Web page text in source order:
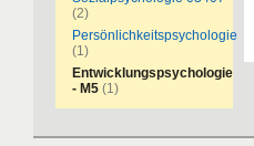
(2)
Persönlichkeitspsychologie
(1)
Entwicklungspsychologie
- M5 (1)